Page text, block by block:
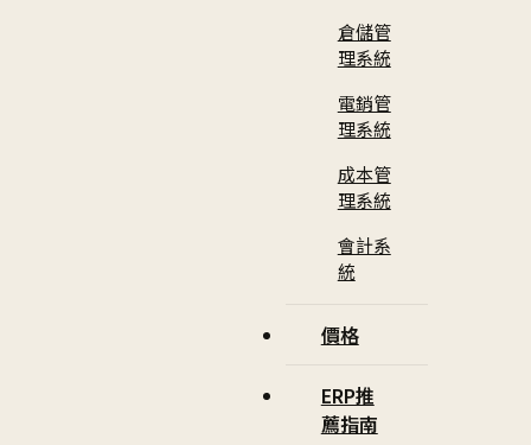
倉儲管
理系統
電銷管
理系統
成本管
理系統
會計系
統
價格
ERP推
薦指南